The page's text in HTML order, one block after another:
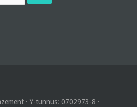
· Y-tunnus: 0702973-8 ·